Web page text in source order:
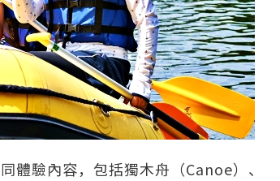
體驗內容，包括獨木舟（Canoe）、